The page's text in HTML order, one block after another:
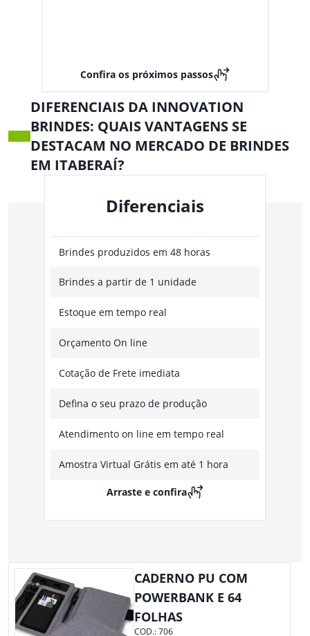
Confira os próximos passos
DIFERENCIAIS DA INNOVATION
BRINDES: QUAIS VANTAGENS SE
DESTACAM NO MERCADO DE BRINDES
EM ITABERAÍ?
Diferenciais
Brindes produzidos em 48 horas
Brindes a partir de 1 unidade
Estoque em tempo real
Orçamento On line
Cotação de Frete imediata
Defina o seu prazo de produção
Atendimento on line em tempo real
Amostra Virtual Grátis em até 1 hora
Arraste e confira
CADERNO PU COM
POWERBANK E 64
FOLHAS
COD.:706